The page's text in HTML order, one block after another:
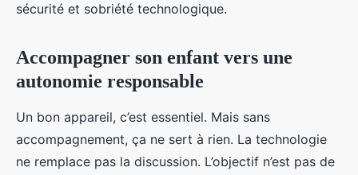
sécurité et sobriété technologique.
Accompagner son enfant vers une
autonomie responsable
Un bon appareil, c’est essentiel. Mais sans
accompagnement, ça ne sert à rien. La technologie
ne remplace pas la discussion. L’objectif n’est pas de